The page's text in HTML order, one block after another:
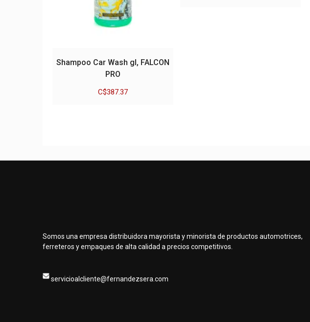
Shampoo Car Wash gl, FALCON
PRO
C$387.37
Somos una empresa distribuidora mayorista y minorista de productos automotrices,
ferreteros y empaques de alta calidad a precios competitivos.
servicioalcliente@fernandezsera.com